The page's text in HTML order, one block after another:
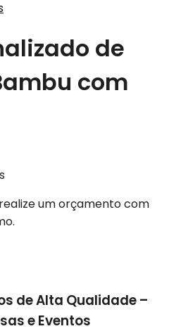
de
com
um orçamento com
de Alta Qualidade –
e Eventos